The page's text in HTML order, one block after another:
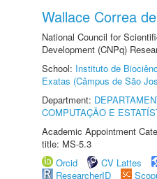
Wallace Correa
National Council for
Development (CNPq)
School: Instituto de
Exatas (Câmpus de São
Department:
COMPUTAÇÃO E
Academic Appointment
title: MS-5.3
Orcid
CV Lattes
ResearcherID